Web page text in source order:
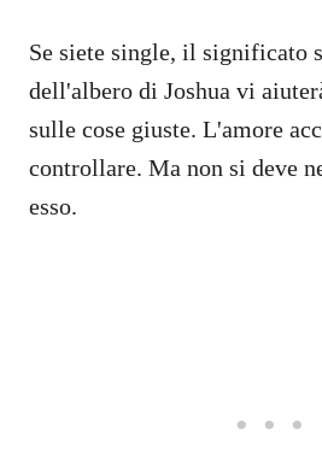
Se siete single, il significato
dell'albero di Joshua vi
sulle cose giuste. L'amore
controllare. Ma non si deve
esso.